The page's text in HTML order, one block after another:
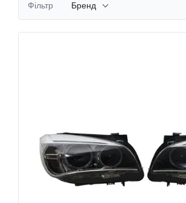
Фільтр Бренд